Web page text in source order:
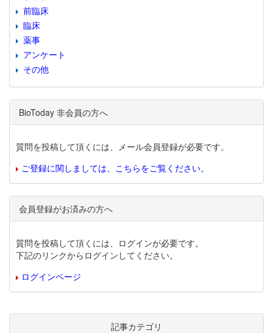
前臨床
臨床
薬事
アンケート
その他
BioToday 非会員の方へ
質問を投稿して頂くには、メール会員登録が必要です。
ご登録に関しましては、こちらをご覧ください。
会員登録がお済みの方へ
質問を投稿して頂くには、ログインが必要です。
下記のリンクからログインしてください。
ログインページ
記事カテゴリ